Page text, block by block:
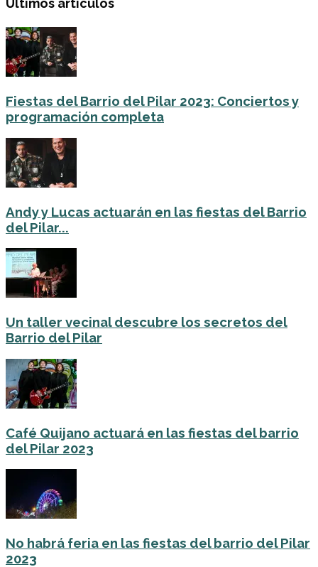
Fiestas del Barrio del Pilar 2023: Conciertos y
programación completa
Andy y Lucas actuarán en las fiestas del Barrio
del Pilar...
Un taller vecinal descubre los secretos del
Barrio del Pilar
Café Quijano actuará en las fiestas del barrio
del Pilar 2023
No habrá feria en las fiestas del barrio del Pilar
2023